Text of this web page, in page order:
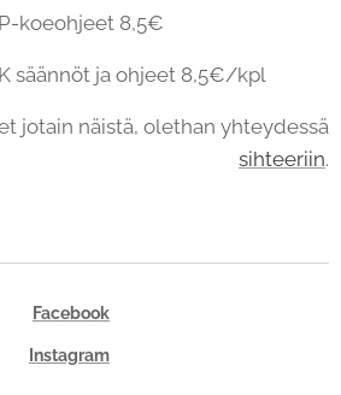
koeohjeet 8,5€
säännöt ja ohjeet 8,5€/kpl
jotain näistä, olethan yhteydessä
sihteeriin.
Facebook
Instagram